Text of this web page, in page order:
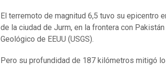
El terremoto de magnitud 6,5 tuvo su epicentro
de la ciudad de Jurm, en la frontera con
Geológico de EEUU (USGS).
Pero su profundidad de 187 kilómetros mitigó